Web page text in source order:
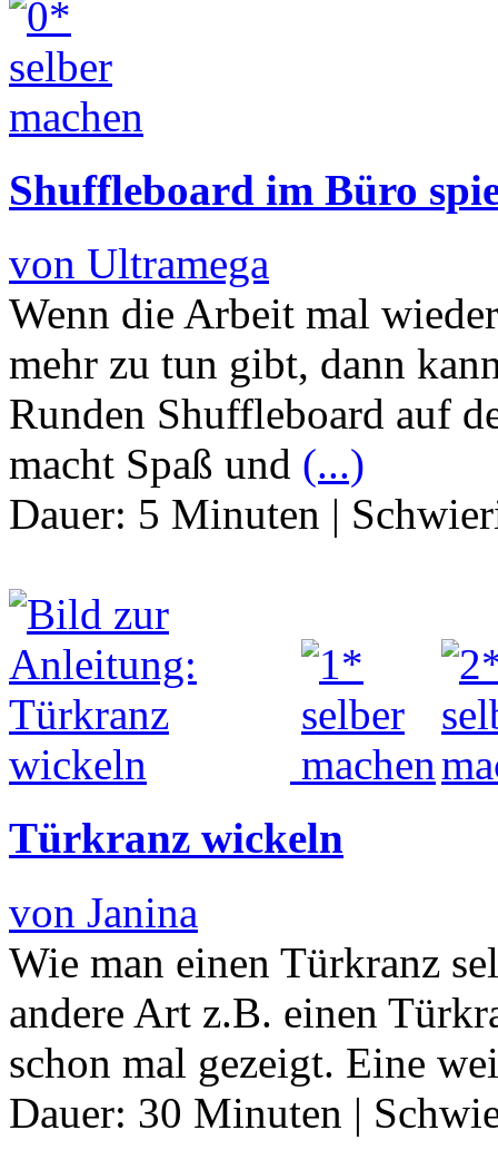
Shuffleboard im Büro
von Ultramega
Wenn die Arbeit mal
mehr zu tun gibt, dann
Runden Shuffleboard auf
macht Spaß und (...)
Dauer: 5 Minuten |
Türkranz wickeln
von Janina
Wie man einen Türkranz
andere Art z.B. einen
schon mal gezeigt. Eine
Dauer: 30 Minuten |